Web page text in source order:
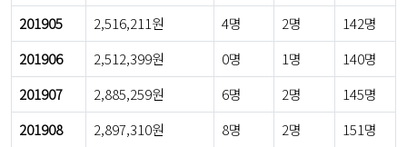
201905
2,516,211원 4명 2명
142명
201906
2,512,399원 0명 1명
140명
201907
2,885,259원 6명 2명
145명
201908
2,897,310원 8명 2명
151명